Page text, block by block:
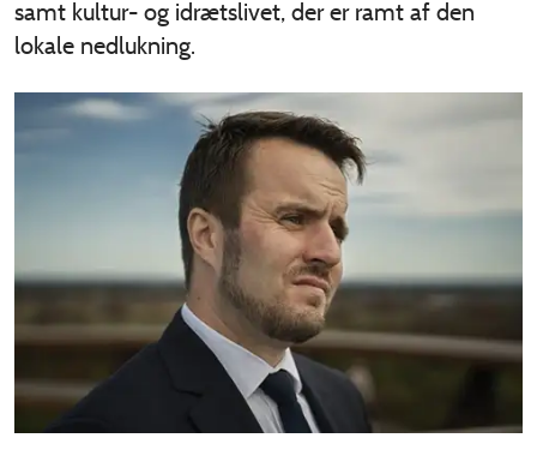
samt kultur- og idrætslivet, der er ramt af den
lokale nedlukning.